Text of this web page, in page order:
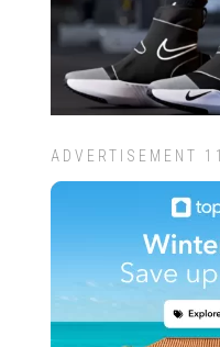
ADVERTISEMENT 11